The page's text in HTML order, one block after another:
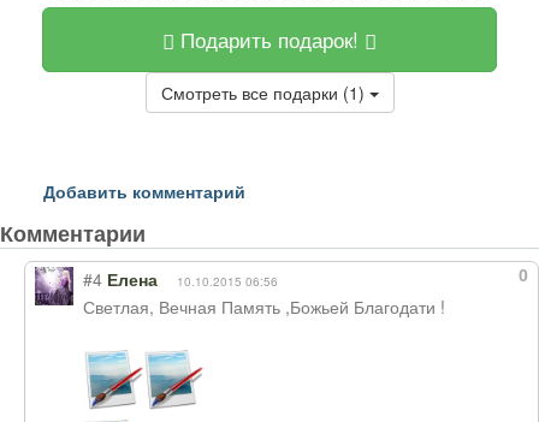
Подарить подарок!
Смотреть все подарки (1)
Добавить комментарий
Комментарии
0
#4 Елена 10.10.2015 06:56
Светлая, Вечная Память ,Божьей Благодати !